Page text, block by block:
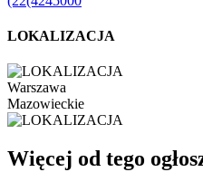
LOKALIZACJA
Warszawa
Mazowieckie
Więcej od tego